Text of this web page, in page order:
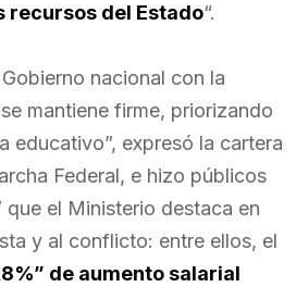
recursos del Estado“.
nacional con la
mantiene firme, priorizando
educativo”, expresó la cartera
Federal, e hizo públicos
que el Ministerio destaca en
y al conflicto: entre ellos, el
de aumento salarial